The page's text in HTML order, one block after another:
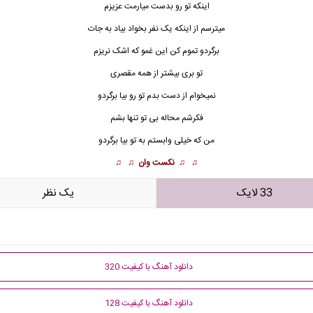
اینکه تو رو بدست میارمت عزیزم
میترسم از اینکه یک نفر بخواد بیاد به جات
برگردو تموم کن این غمو که اشک نریزم
تو بری بیشتر از همهمقصری
نمیخوام از دست بدم تو رو بیا برگردو
فکرشم محاله بی تو تنها بشم
من که خیلی وابستم به تو بیا برگردو
♫ ♫ نکست وان ♫ ♫
33 لایک يک نظر
دانلود آهنگ با کیفیت 320
دانلود آهنگ با کیفیت 128